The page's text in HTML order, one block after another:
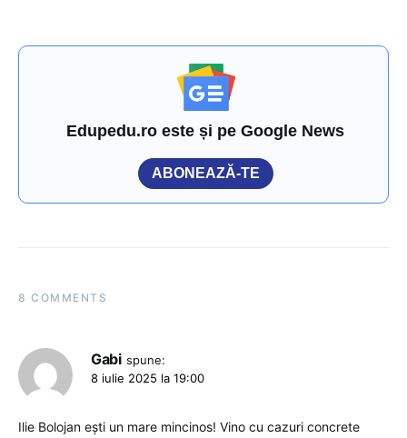
Edupedu.ro este și pe Google News
ABONEAZĂ-TE
8 COMMENTS
Gabi spune:
8 iulie 2025 la 19:00
Ilie Bolojan ești un mare mincinos! Vino cu cazuri concrete